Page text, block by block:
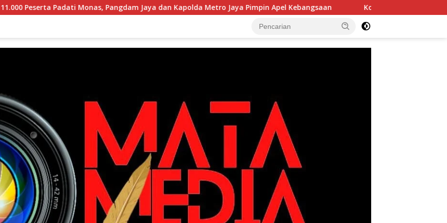
Pangdam Jaya dan Kapolda Metro Jaya Pimpin Apel Kebangsaan Korem 052/Wijayakrama Tanam 2.000 Pohon di